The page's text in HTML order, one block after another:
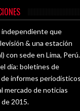
que
& una estación
con sede en Lima, Perú.
día: boletines de
informes
mercado de noticias
2015.